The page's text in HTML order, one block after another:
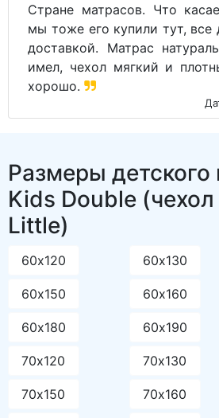
Стране матрасов. Что
мы тоже его купили тут, все
доставкой. Матрас
имел, чехол мягкий и
хорошо.
Размеры детского
Kids Double
Little)
60х120 60х130
60х150 60х160
60х180 60х190
70х120 70х130
70х150 70х160